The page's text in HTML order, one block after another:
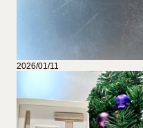
2026/01/11